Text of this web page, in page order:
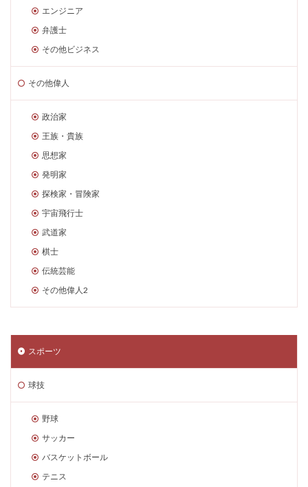
エンジニア
弁護士
その他ビジネス
その他偉人
政治家
王族・貴族
思想家
発明家
探検家・冒険家
宇宙飛行士
武道家
棋士
伝統芸能
その他偉人2
スポーツ
球技
野球
サッカー
バスケットボール
テニス